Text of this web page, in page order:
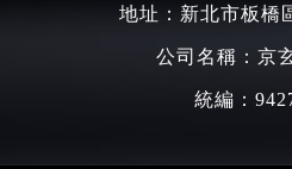
地址：新北市板橋
公司名稱：京
統編：